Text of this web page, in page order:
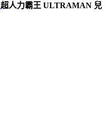
超人力霸王 ULTRAMAN 兒